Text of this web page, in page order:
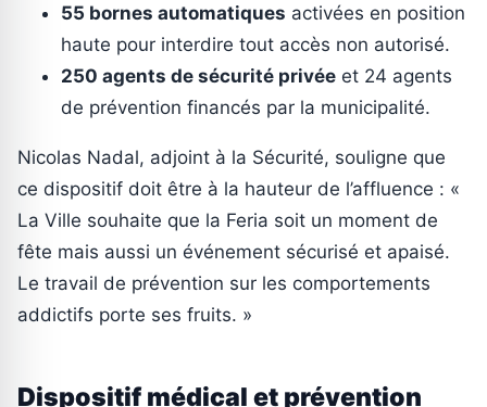
55 bornes automatiques activées en position
haute pour interdire tout accès non autorisé.
250 agents de sécurité privée et 24 agents
de prévention financés par la municipalité.
Nicolas Nadal, adjoint à la Sécurité, souligne que
ce dispositif doit être à la hauteur de l’affluence : «
La Ville souhaite que la Feria soit un moment de
fête mais aussi un événement sécurisé et apaisé.
Le travail de prévention sur les comportements
addictifs porte ses fruits. »
Dispositif médical et prévention